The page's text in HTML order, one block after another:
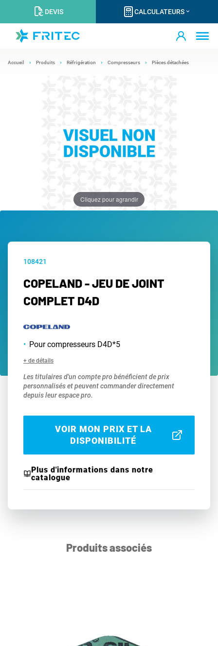
DEVIS CALCULATEURS
Accueil Produits Réfrigération Compresseurs Pièces détachées
Cliquez pour agrandir
108421
COPELAND - JEU DE JOINT
COMPLET D4D
Pour compresseurs D4D*5
+ de détails
Les titulaires d'un compte pro bénéficient de prix
personnalisés et peuvent commander directement
depuis leur espace pro.
VOIR MON PRIX ET LA
DISPONIBILITÉ
Plus d'informations dans notre
catalogue
Produits associés